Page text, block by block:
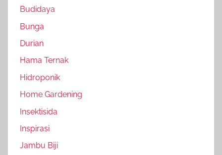
Budidaya
Bunga
Durian
Hama Ternak
Hidroponik
Home Gardening
Insektisida
Inspirasi
Jambu Biji